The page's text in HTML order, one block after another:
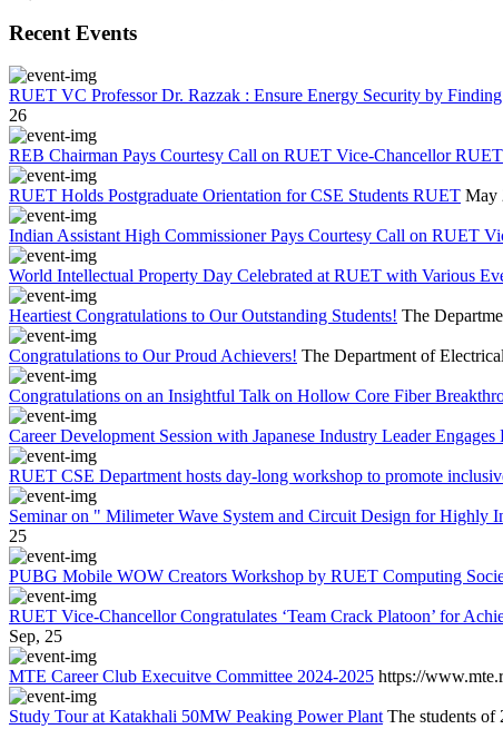
Recent Events
RUET VC Professor Dr. Razzak : Ensure Energy Security by
26
REB Chairman Pays Courtesy Call on RUET Vice-Chancellor RUET
RUET Holds Postgraduate Orientation for CSE Students RUET May
Indian Assistant High Commissioner Pays Courtesy Call on RUET
World Intellectual Property Day Celebrated at RUET with Various
Heartiest Congratulations to Our Outstanding Students! The
Congratulations to Our Proud Achievers! The Department of
Congratulations on an Insightful Talk on Hollow Core Fiber
Career Development Session with Japanese Industry Leader Engages
RUET CSE Department hosts day-long workshop to promote
Seminar on " Milimeter Wave System and Circuit Design for Highly
25
PUBG Mobile WOW Creators Workshop by RUET Computing
RUET Vice-Chancellor Congratulates ‘Team Crack Platoon’ for
Sep, 25
MTE Career Club Execuitve Committee 2024-2025 https://
Study Tour at Katakhali 50MW Peaking Power Plant The students of